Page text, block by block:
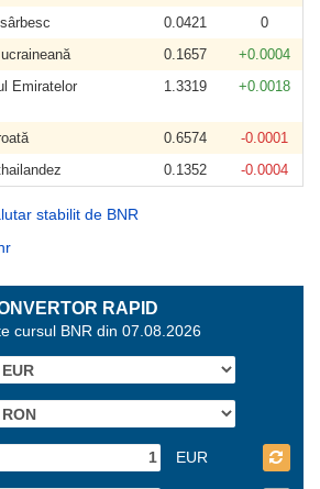
0.0421
0
0.1657
+0.0004
Emiratelor
1.3319 +0.0018
0.6574
-0.0001
0.1352 -0.0004
stabilit de BNR
RAPID
cursul BNR din 07.08.2026
EUR